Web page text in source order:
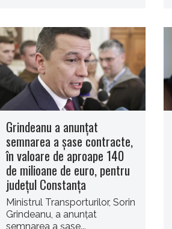
Grindeanu a anunţat
semnarea a şase contracte,
în valoare de aproape 140
de milioane de euro, pentru
judeţul Constanţa
Ministrul Transporturilor, Sorin
Grindeanu, a anunţat
semnarea a şase...